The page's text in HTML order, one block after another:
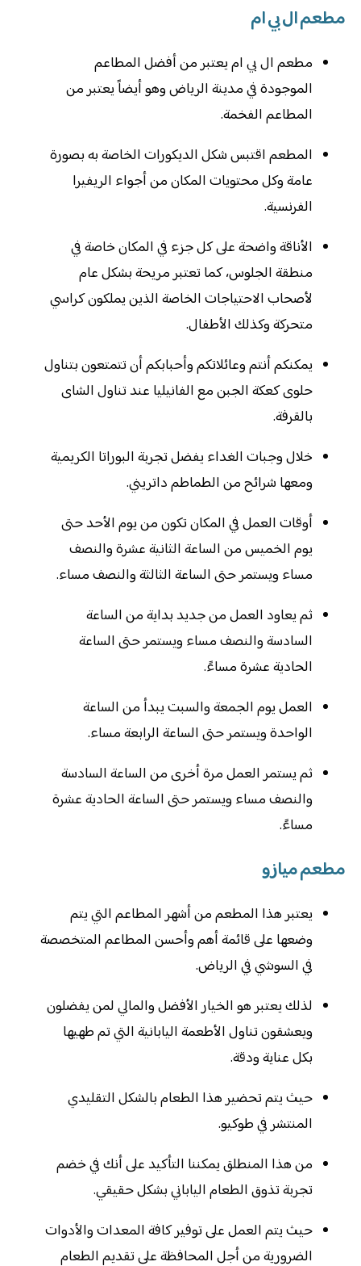
مطعم ال بي ام
مطعم ال بي ام يعتبر من أفضل المطاعم
الموجودة في مدينة الرياض وهو أيضاً يعتبر من
المطاعم الفخمة.
المطعم اقتبس شكل الديكورات الخاصة به بصورة
عامة وكل محتويات المكان من أجواء الريفيرا
الفرنسية.
الأناقة واضحة على كل جزء في المكان خاصة في
منطقة الجلوس، كما تعتبر مريحة بشكل عام
لأصحاب الاحتياجات الخاصة الذين يملكون كراسي
متحركة وكذلك الأطفال.
يمكنكم أنتم وعائلاتكم وأحبابكم أن تتمتعون بتناول
حلوى كعكة الجبن مع الفانيليا عند تناول الشاى
بالقرفة.
خلال وجبات الغداء يفضل تجربة البوراتا الكريمية
ومعها شرائح من الطماطم داتريني.
أوقات العمل في المكان تكون من يوم الأحد حتى
يوم الخميس من الساعة الثانية عشرة والنصف
مساء ويستمر حتى الساعة الثالثة والنصف مساء.
ثم يعاود العمل من جديد بداية من الساعة
السادسة والنصف مساء ويستمر حتى الساعة
الحادية عشرة مساءً.
العمل يوم الجمعة والسبت يبدأ من الساعة
الواحدة ويستمر حتى الساعة الرابعة مساء.
ثم يستمر العمل مرة أخرى من الساعة السادسة
والنصف مساء ويستمر حتى الساعة الحادية عشرة
مساءً.
مطعم ميازو
يعتبر هذا المطعم من أشهر المطاعم التي يتم
وضعها على قائمة أهم وأحسن المطاعم المتخصصة
في السوشي في الرياض.
لذلك يعتبر هو الخيار الأفضل والمالي لمن يفضلون
ويعشقون تناول الأطعمة اليابانية التي تم طهيها
بكل عناية ودقة.
حيث يتم تحضير هذا الطعام بالشكل التقليدي
المنتشر في طوكيو.
من هذا المنطلق يمكننا التأكيد على أنك في خضم
تجربة تذوق الطعام الياباني بشكل حقيقي.
حيث يتم العمل على توفير كافة المعدات والأدوات
الضرورية من أجل المحافظة على تقديم الطعام